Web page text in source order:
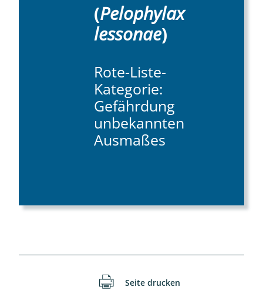
(Pelophylax
lessonae)
Rote-Liste-
Kategorie:
Gefährdung
unbekannten
Ausmaßes
Seite drucken